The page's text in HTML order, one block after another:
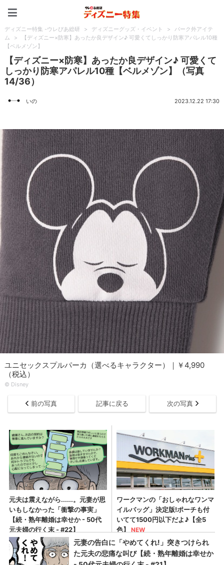
ディズニー特集 -ウレぴあ総研 > ディズニーグッズ・イベント >
パーク外アイテ
ム
>
【ディズニー×防寒】あったか良デザイン♪ 可愛くてしっかり防寒アパレル10種
【ベルメゾン】
【ディズニー×防寒】あったか良デザイン♪ 可愛くて
しっかり防寒アパレル10種【ベルメゾン】（写真
14/36）
いの 2023.12.22 17:30
ユニセックスプルパーカ（選べるキャラクター）｜￥4,990
（税込）
© Disney
前の写真 記事に戻る 次の写真